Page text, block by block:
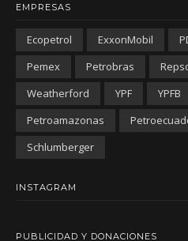
EMPRESAS
Ecopetrol ExxonMobil
Pemex
Petrobras
Weatherford
YPF YPFB
Petroamazonas
Schlumberger
INSTAGRAM
PUBLICIDAD Y DONACIONES